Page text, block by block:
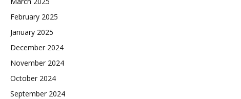
February 2025
January 2025
December 2024
November 2024
October 2024
September 2024